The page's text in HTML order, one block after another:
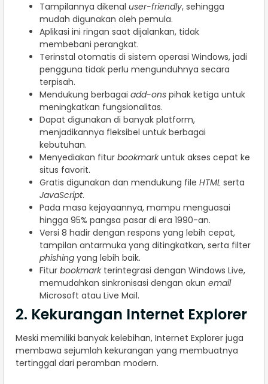
Tampilannya dikenal user-friendly, sehingga
mudah digunakan oleh pemula.
Aplikasi ini ringan saat dijalankan, tidak
membebani perangkat.
Terinstal otomatis di sistem operasi Windows, jadi
pengguna tidak perlu mengunduhnya secara
terpisah.
Mendukung berbagai add-ons pihak ketiga untuk
meningkatkan fungsionalitas.
Dapat digunakan di banyak platform,
menjadikannya fleksibel untuk berbagai
kebutuhan.
Menyediakan fitur bookmarkuntuk akses cepat ke
situs favorit.
Gratis digunakan dan mendukung file HTML serta
JavaScript.
Pada masa kejayaannya, mampu menguasai
hingga 95% pangsa pasar di era 1990-an.
Versi 8 hadir dengan respons yang lebih cepat,
tampilan antarmuka yang ditingkatkan, serta filter
phishing yang lebih baik.
Fitur bookmarkterintegrasi dengan Windows Live,
memudahkan sinkronisasi dengan akun email
Microsoft atau Live Mail.
2. Kekurangan Internet Explorer
Meski memiliki banyak kelebihan, Internet Explorer juga
membawa sejumlah kekurangan yang membuatnya
tertinggal dari peramban modern.